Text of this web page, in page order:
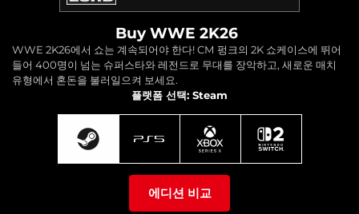
Buy WWE 2K26
WWE 2K26에서 쇼는 계속되어야 한다! CM 펑크의 2K 쇼케이스에 뛰어
들어 400명이 넘는 슈퍼스타와 레전드로 무대를 장악하고, 새로운 매치
유형에서 혼돈을 불러일으켜 보세요.
플랫폼 선택: Steam
에디션 비교